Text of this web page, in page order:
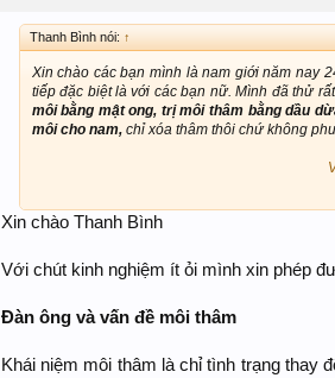
Thanh Bình nói: ↑
Xin chào các bạn mình là nam giới năm nay
tiếp đặc biệt là với các bạn nữ. Mình đã thử
môi bằng mật ong, trị môi thâm bằng dầu
môi cho nam, chỉ xóa thâm thôi chứ không
Xin chào Thanh Bình
Với chút kinh nghiệm ít ỏi mình xin phép
Đàn ông và vấn đề môi thâm
Khái niệm môi thâm là chỉ tình trạng thay